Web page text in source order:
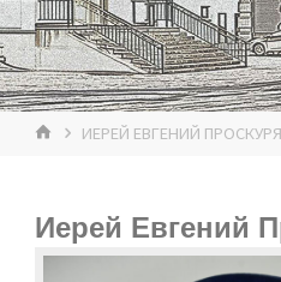
ГЛАВНАЯ
ИЕРЕЙ ЕВГЕНИЙ
Иерей Евгений